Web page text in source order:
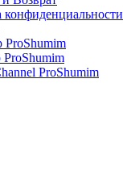
ProShumim